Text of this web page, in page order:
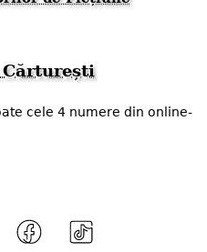
cele 4 numere din online-